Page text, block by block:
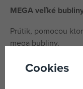
MEGA veľké
Prútik, pomocou
mega bubliny.
Súprava obsahuje:
Cookies